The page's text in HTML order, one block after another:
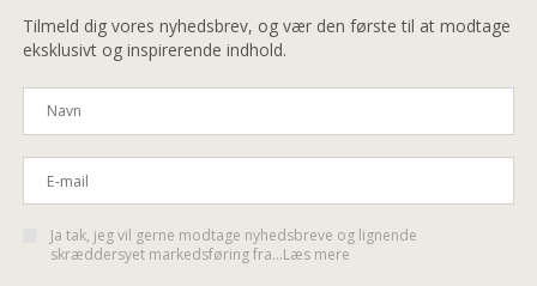
Tilmeld dig vores nyhedsbrev, og vær den første til at modtage
eksklusivt og inspirerende indhold.
Ja tak, jeg vil gerne modtage nyhedsbreve og lignende
skræddersyet markedsføring fra...Læs mere